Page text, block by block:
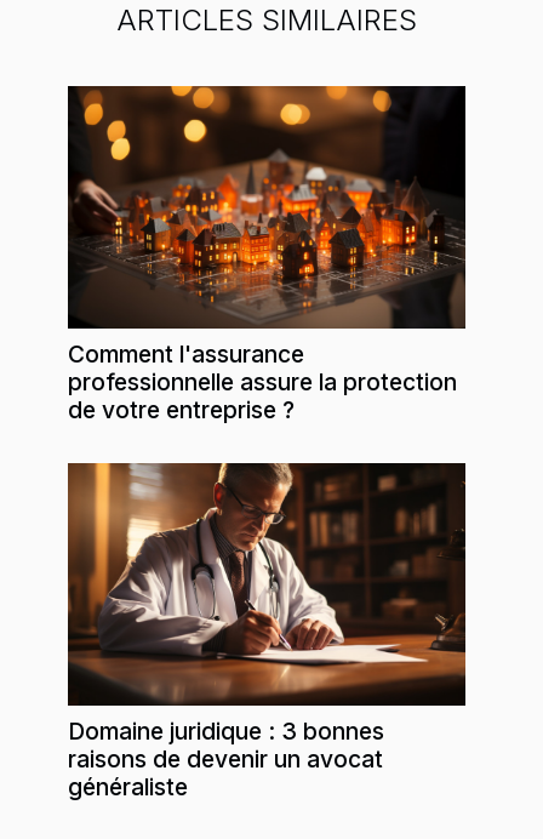
ARTICLES SIMILAIRES
Comment l'assurance
professionnelle assure la protection
de votre entreprise ?
Domaine juridique : 3 bonnes
raisons de devenir un avocat
généraliste